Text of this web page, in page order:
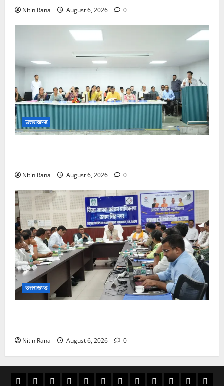
Nitin Rana August 6, 2026 0
उत्तराखण्ड
Nitin Rana August 6, 2026 0
उत्तराखण्ड
Nitin Rana August 6, 2026 0
अल्मोड़ाउत्तराखण्ड
उधम काशीपुरचमोलीचम्पावतटिहरी देहरादूनपिथौरागढ़
पौड़ी बागेश्वर